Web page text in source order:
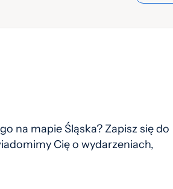
na mapie Śląska? Zapisz się do
Cię o wydarzeniach,